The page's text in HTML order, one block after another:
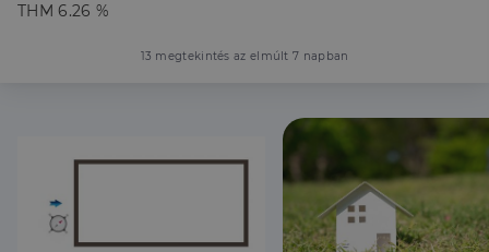
THM 6.26 %
13 megtekintés az elmúlt 7 napban